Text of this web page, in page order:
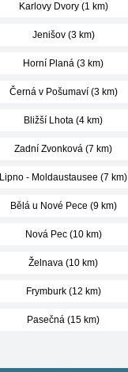
Karlovy Dvory (1 km)
Jenišov (3 km)
Horní Planá (3 km)
Černá v Pošumaví (3 km)
Bližší Lhota (4 km)
Zadní Zvonková (7 km)
Lipno - Moldaustausee (7 km)
Bělá u Nové Pece (9 km)
Nová Pec (10 km)
Želnava (10 km)
Frymburk (12 km)
Pasečná (15 km)